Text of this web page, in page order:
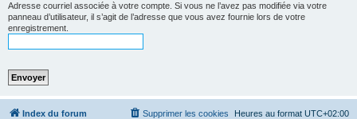
Adresse courriel associée à votre compte. Si vous ne l’avez pas modifiée via votre
panneau d’utilisateur, il s’agit de l’adresse que vous avez fournie lors de votre
enregistrement.
Index du forum Heures au format UTC+02:00
Supprimer les cookies